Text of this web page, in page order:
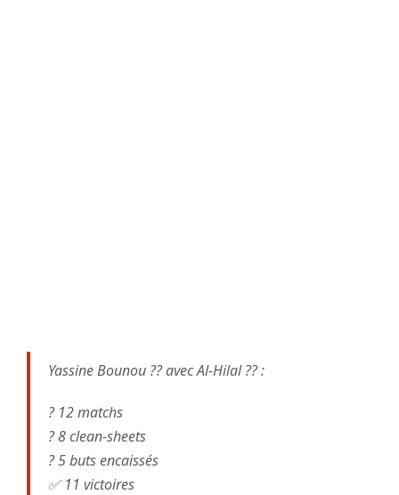
Yassine Bounou ?? avec Al-Hilal ?? :
?️ 12 matchs
? 8 clean-sheets
? 5 buts encaissés
✅ 11 victoires